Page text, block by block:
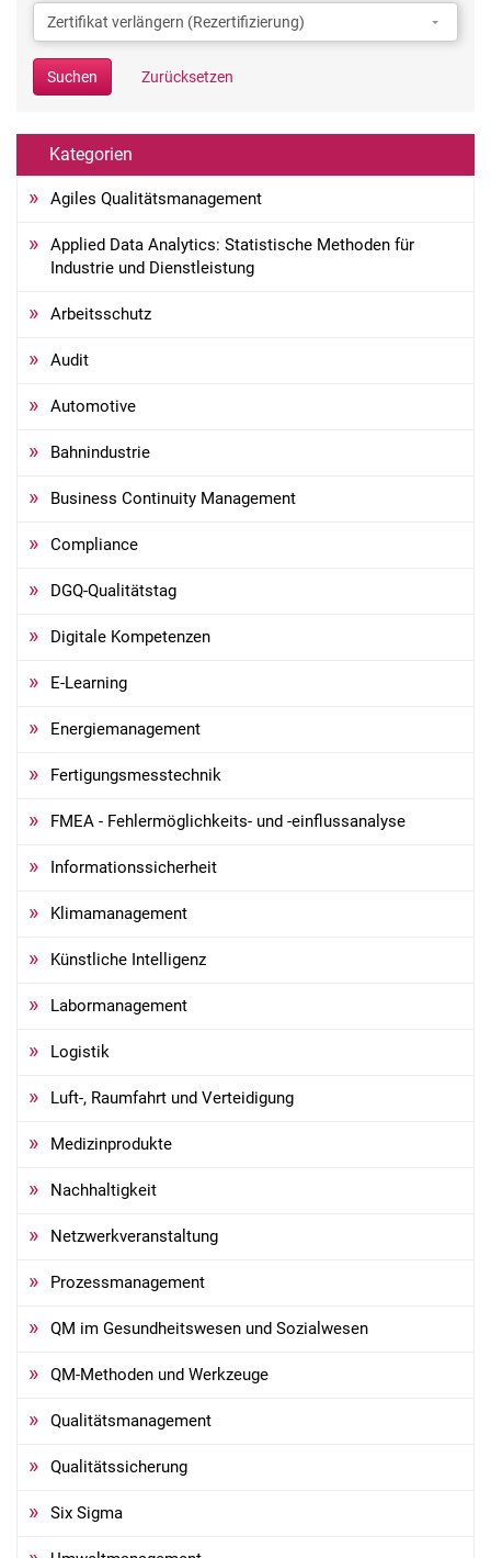
Kategorie
Zertifikat verlängern (Rezertifizierung)
Kategorie
Suchen Zurücksetzen
Kategorien
Agiles Qualitätsmanagement
Applied Data Analytics: Statistische Methoden für
Industrie und Dienstleistung
Arbeitsschutz
Audit
Automotive
Bahnindustrie
Business Continuity Management
Compliance
DGQ-Qualitätstag
Digitale Kompetenzen
E-Learning
Energiemanagement
Fertigungsmesstechnik
FMEA - Fehlermöglichkeits- und -einflussanalyse
Informationssicherheit
Klimamanagement
Künstliche Intelligenz
Labormanagement
Logistik
Luft-, Raumfahrt und Verteidigung
Medizinprodukte
Nachhaltigkeit
Netzwerkveranstaltung
Prozessmanagement
QM im Gesundheitswesen und Sozialwesen
QM-Methoden und Werkzeuge
Qualitätsmanagement
Qualitätssicherung
Six Sigma